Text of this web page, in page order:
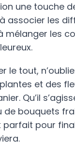
une touche
associer les
mélanger les
le tout,
et des
Qu’il
de bouquets
parfait pour